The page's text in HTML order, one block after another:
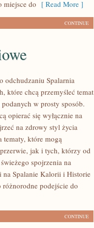
miejsce do [ Read More ]
CONTINUE
odchudzaniu Spalarnia
które chcą przemyśleć temat
w prosty sposób.
opierać się wyłącznie na
na zdrowy styl życia
tematy, które mogą
jak i tych, którzy od
spojrzenia na
na Spalanie Kalorii i Historie
różnorodne podejście do
CONTINUE